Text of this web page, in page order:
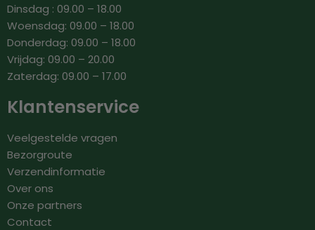
Dinsdag : 09.00 – 18.00
Woensdag: 09.00 – 18.00
Donderdag: 09.00 – 18.00
Vrijdag: 09.00 – 20.00
Zaterdag: 09.00 – 17.00
Klantenservice
Veelgestelde vragen
Bezorgroute
Verzendinformatie
Over ons
Onze partners
Contact